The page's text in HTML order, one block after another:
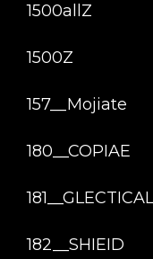
1500allZ
1500Z
157__Mojiate
180__COPIAE
181__GLECTICAL
182__SHIEID